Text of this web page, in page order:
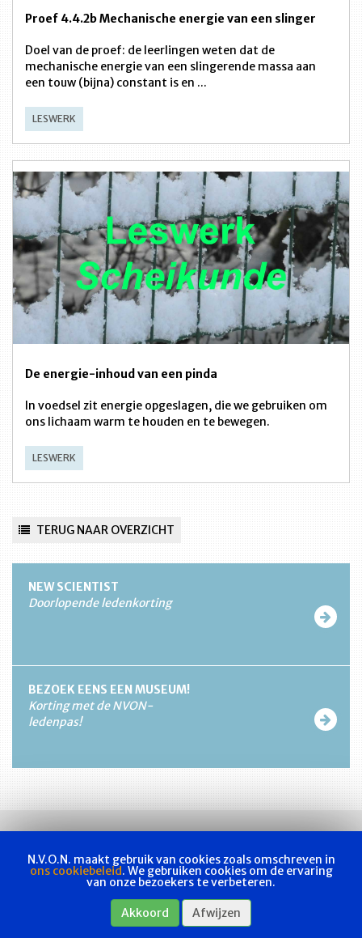
Proef 4.4.2b Mechanische energie van een slinger
Doel van de proef: de leerlingen weten dat de
mechanische energie van een slingerende massa aan
een touw (bijna) constant is en ...
LESWERK
De energie-inhoud van een pinda
In voedsel zit energie opgeslagen, die we gebruiken om
ons lichaam warm te houden en te bewegen.
LESWERK
TERUG NAAR OVERZICHT
NEW SCIENTIST
Doorlopende ledenkorting
BEZOEK EENS EEN MUSEUM!
Korting met de NVON-
ledenpas!
Actueel Les & examen Bladen
Privacyverklaring
N.V.O.N. maakt gebruik van cookies zoals omschreven in
ons cookiebeleid. We gebruiken cookies om de ervaring
van onze bezoekers te verbeteren.
Akkoord Afwijzen